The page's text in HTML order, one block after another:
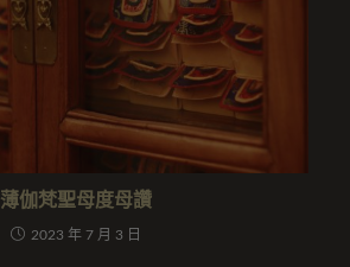
薄伽梵聖母度母讚
2023 年 7 月 3 日